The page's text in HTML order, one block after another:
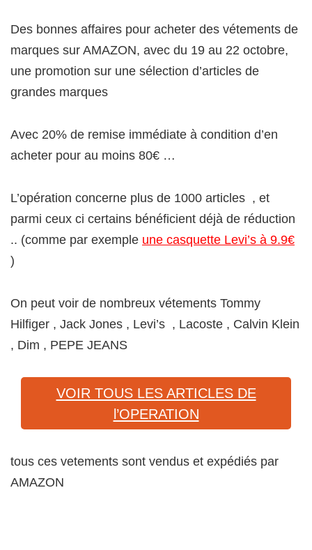
Des bonnes affaires pour acheter des vétements de
marques sur AMAZON, avec du 19 au 22 octobre,
une promotion sur une sélection d’articles de
grandes marques
Avec 20% de remise immédiate à condition d’en
acheter pour au moins 80€ …
L’opération concerne plus de 1000 articles , et
parmi ceux ci certains bénéficient déjà de réduction
.. (comme par exemple une casquette Levi’s à 9.9€
)
On peut voir de nombreux vétements Tommy
Hilfiger , Jack Jones , Levi’s , Lacoste , Calvin Klein
, Dim , PEPE JEANS
VOIR TOUS LES ARTICLES DE
l’OPERATION
tous ces vetements sont vendus et expédiés par
AMAZON